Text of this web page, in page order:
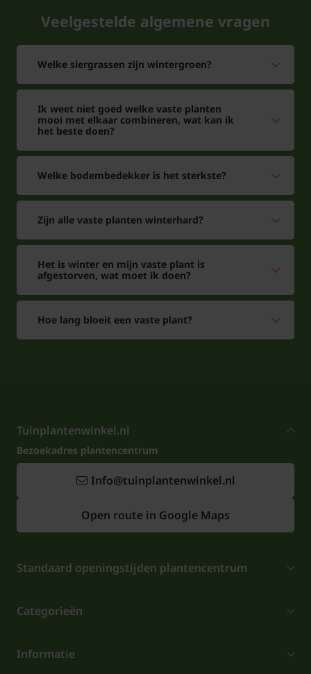
Veelgestelde algemene vragen
Welke siergrassen zijn wintergroen?
Ik weet niet goed welke vaste planten
mooi met elkaar combineren, wat kan ik
het beste doen?
Welke bodembedekker is het sterkste?
Zijn alle vaste planten winterhard?
Het is winter en mijn vaste plant is
afgestorven, wat moet ik doen?
Hoe lang bloeit een vaste plant?
Tuinplantenwinkel.nl
Bezoekadres plantencentrum
Info@tuinplantenwinkel.nl
Open route in Google Maps
Standaard openingstijden plantencentrum
Categorieën
Informatie